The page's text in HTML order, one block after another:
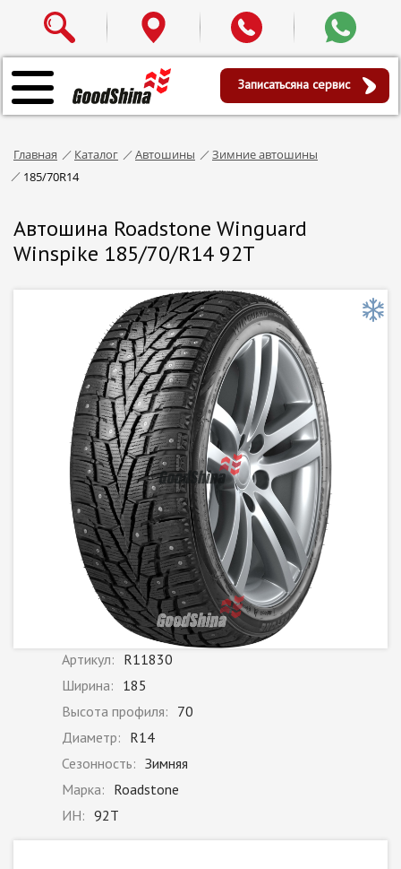
Записатьсяна сервис
Главная Каталог Автошины
Зимние автошины
185/70R14
Автошина Roadstone Winguard
Winspike 185/70/R14 92T
Артикул: R11830
Ширина: 185
Высота профиля: 70
Диаметр: R14
Сезонность: Зимняя
Марка: Roadstone
ИН: 92T